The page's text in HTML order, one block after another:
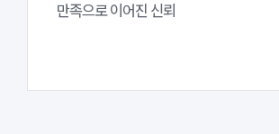
만족으로 이어진 신뢰